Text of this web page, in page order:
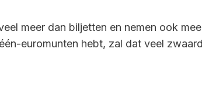
meer dan biljetten en nemen ook
euromunten hebt, zal dat veel